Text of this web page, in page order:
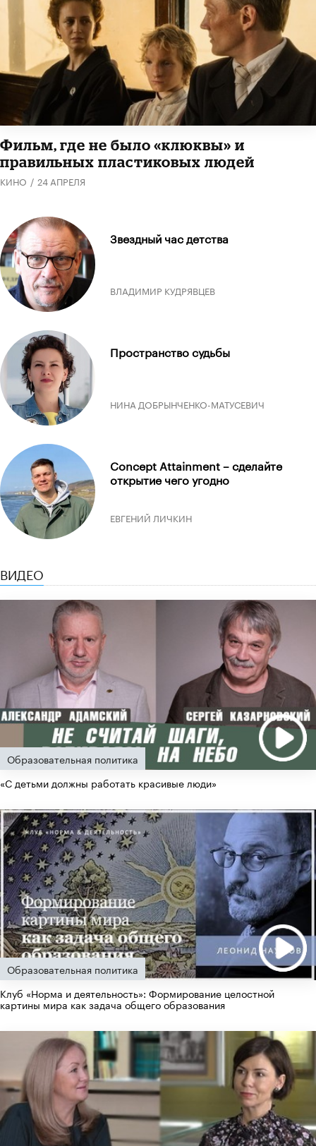
Фильм, где не было «клюквы» и
правильных пластиковых людей
КИНО / 24 АПРЕЛЯ
Звездный час детства
ВЛАДИМИР КУДРЯВЦЕВ
Пространство судьбы
НИНА ДОБРЫНЧЕНКО-МАТУСЕВИЧ
Concept Attainment – сделайте
открытие чего угодно
ЕВГЕНИЙ ЛИЧКИН
ВИДЕО
Образовательная политика
«С детьми должны работать красивые люди»
Образовательная политика
Клуб «Норма и деятельность»: Формирование целостной
картины мира как задача общего образования